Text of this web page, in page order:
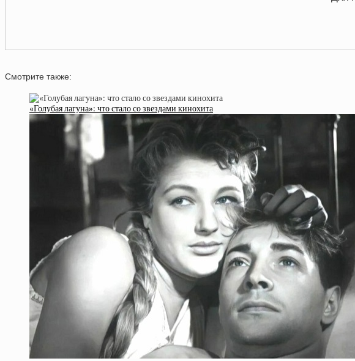
Смотрите также:
«Голубая лагуна»: что стало со звездами кинохита